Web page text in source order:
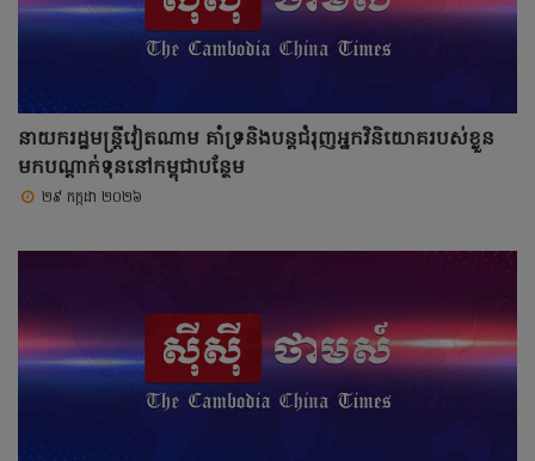
នាយករដ្ឋមន្ត្រីវៀតណាម គាំទ្រនិងបន្តជំរុញអ្នកវិនិយោគរបស់ខ្លួន
មកបណ្តាក់ទុននៅកម្ពុជាបន្ថែម
២៩ កក្កដា ២០២៦